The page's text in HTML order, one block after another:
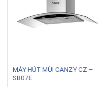
MÁY HÚT MÙI CANZY CZ –
SB07E